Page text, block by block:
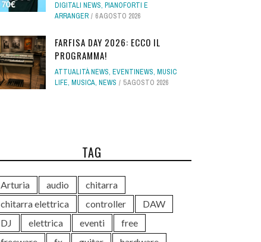
DIGITALI NEWS, PIANOFORTI E
ARRANGER
6 AGOSTO 2026
FARFISA DAY 2026: ECCO IL
PROGRAMMA!
ATTUALITÀ NEWS, EVENTINEWS, MUSIC
LIFE, MUSICA, NEWS 5 AGOSTO 2026
TAG
Arturia audio
chitarra
chitarra elettrica
controller
DAW
DJ
elettrica eventi
free